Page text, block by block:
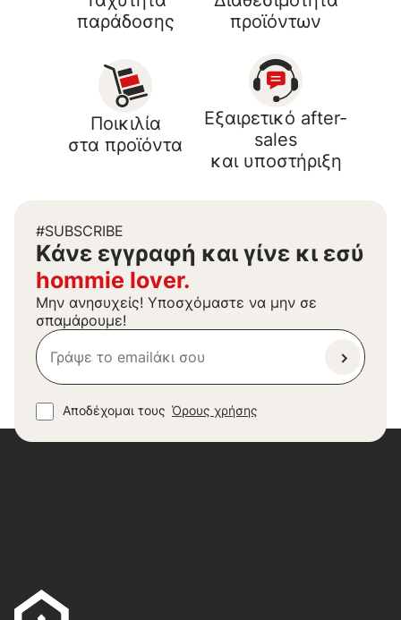
παράδοσης
προϊόντων
Ποικιλία
στα προϊόντα
Εξαιρετικό after-
sales
και υποστήριξη
#SUBSCRIBE
Kάνε εγγραφή και γίνε κι εσύ
hommie lover.
Μην ανησυχείς! Υποσχόμαστε να μην σε
σπαμάρουμε!
Αποδέχομαι τους Όρους χρήσης